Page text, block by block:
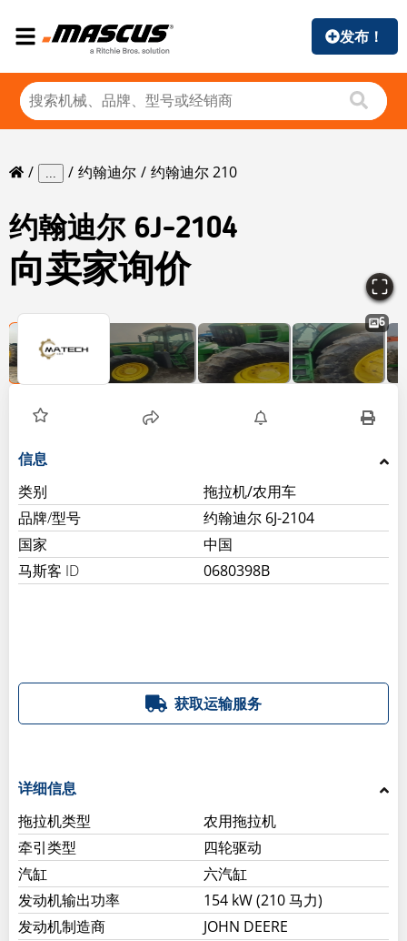
发布！
... 约翰迪尔 约翰迪尔 210
约翰迪尔 6J-2104
向卖家询价
6
信息
类别
拖拉机/农用车
品牌/型号
约翰迪尔 6J-2104
国家
中国
马斯客 ID
0680398B
获取运输服务
详细信息
拖拉机类型
农用拖拉机
牵引类型
四轮驱动
汽缸
六汽缸
发动机输出功率
154 kW (210 马力)
发动机制造商
JOHN DEERE